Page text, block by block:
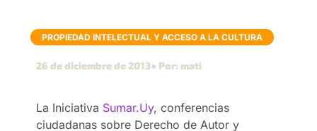
PROPIEDAD INTELECTUAL Y ACCESO A LA CULTURA
26 de diciembre de 2013● Por: mati
La Iniciativa Sumar.Uy, conferencias
ciudadanas sobre Derecho de Autor y